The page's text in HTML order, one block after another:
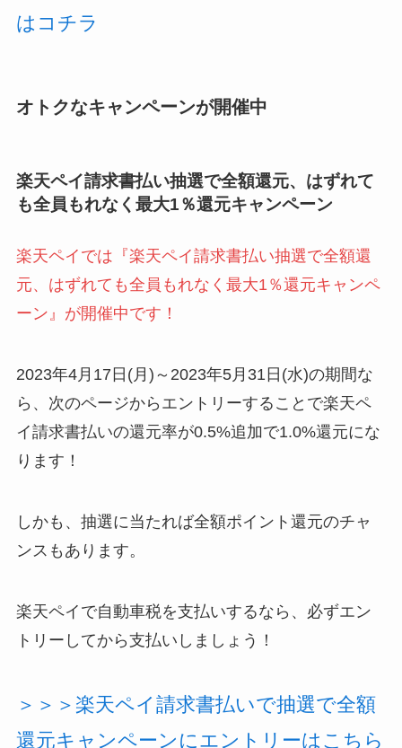
はコチラ
オトクなキャンペーンが開催中
楽天ペイ請求書払い抽選で全額還元、はずれて
も全員もれなく最大1％還元キャンペーン
楽天ペイでは『楽天ペイ請求書払い抽選で全額還
元、はずれても全員もれなく最大1％還元キャンペ
ーン』が開催中です！
2023年4月17日(月)～2023年5月31日(水)の期間な
ら、次のページからエントリーすることで楽天ペ
イ請求書払いの還元率が0.5%追加で1.0%還元にな
ります！
しかも、抽選に当たれば全額ポイント還元のチャ
ンスもあります。
楽天ペイで自動車税を支払いするなら、必ずエン
トリーしてから支払いしましょう！
＞＞＞楽天ペイ請求書払いで抽選で全額
還元キャンペーンにエントリーはこちら